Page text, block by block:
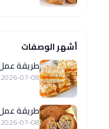
أشهر الوصفات
طريقة
2026-07-08
طريقة عمل
2026-07-08